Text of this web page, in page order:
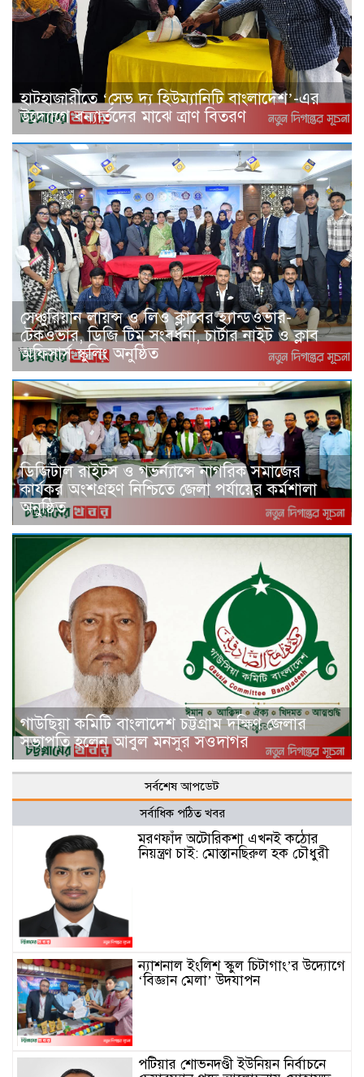
হাটহাজারীতে ‘সেভ দ্য হিউম্যানিটি বাংলাদেশ’-এর
উদ্যোগে বন্যার্তদের মাঝে ত্রাণ বিতরণ
সেঞ্চুরিয়ান লায়ন্স ও লিও ক্লাবের হ্যান্ডওভার-
টেকওভার, ডিজি টিম সংবর্ধনা, চার্টার নাইট ও ক্লাব
অফিসার্স স্কুলিং অনুষ্ঠিত
ডিজিটাল রাইটস ও গভর্ন্যান্সে নাগরিক সমাজের
কার্যকর অংশগ্রহণ নিশ্চিতে জেলা পর্যায়ের কর্মশালা
অনুষ্ঠিত
গাউছিয়া কমিটি বাংলাদেশ চট্টগ্রাম দক্ষিণ জেলার
সভাপতি হলেন আবুল মনসুর সওদাগর
সর্বশেষ আপডেট
সর্বাধিক পঠিত খবর
মরণফাঁদ অটোরিকশা এখনই কঠোর
নিয়ন্ত্রণ চাই: মোস্তানছিরুল হক চৌধুরী
ন্যাশনাল ইংলিশ স্কুল চিটাগাং’র উদ্যোগে
‘বিজ্ঞান মেলা’ উদযাপন
পটিয়ার শোভনদণ্ডী ইউনিয়ন নির্বাচনে